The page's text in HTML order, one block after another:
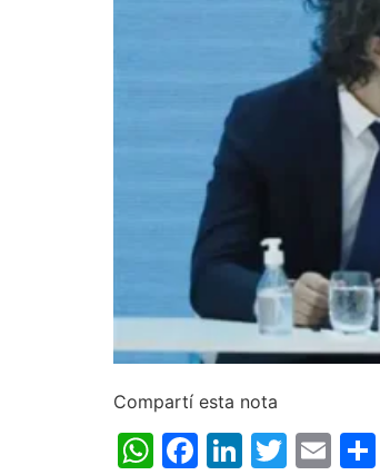
Compartí esta nota
WhatsApp
Facebook
LinkedIn